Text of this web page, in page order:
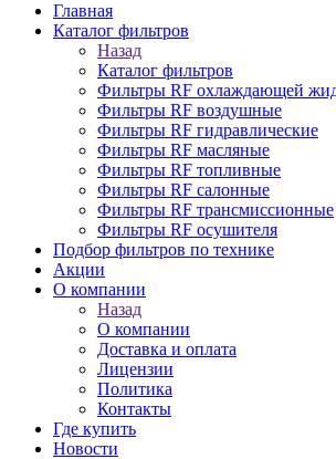
Главная
Каталог фильтров
Назад
Каталог фильтров
Фильтры RF охлаждающей
Фильтры RF воздушные
Фильтры RF гидравлические
Фильтры RF масляные
Фильтры RF топливные
Фильтры RF салонные
Фильтры RF трансмиссионные
Фильтры RF осушителя
Подбор фильтров по технике
Акции
О компании
Назад
О компании
Доставка и оплата
Лицензии
Политика
Контакты
Где купить
Новости